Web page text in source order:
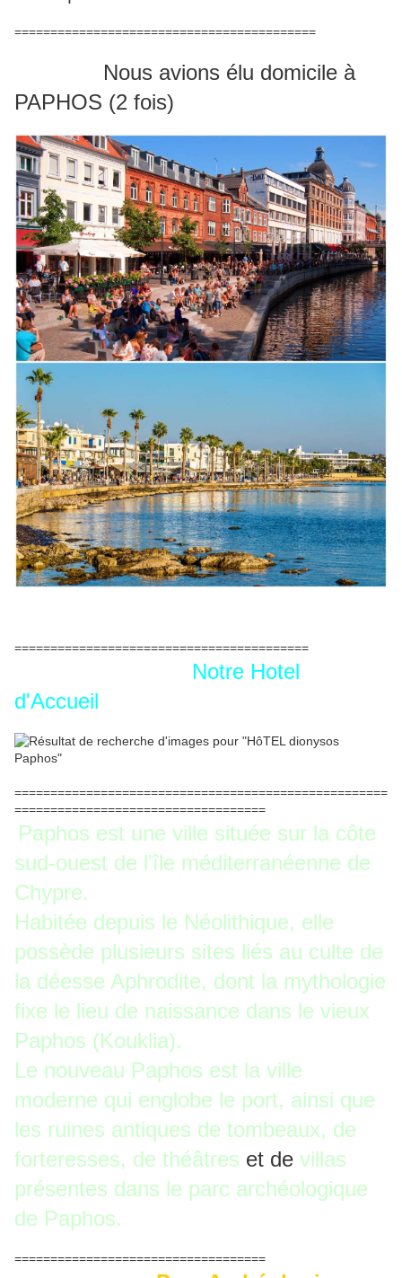
==========================================
Nous avions élu domicile à
PAPHOS (2 fois)
=========================================
Notre Hotel
d'Accueil
====================================================
===================================
Paphos est une ville située sur la côte
sud-ouest de l'île méditerranéenne de
Chypre.
Habitée depuis le Néolithique, elle
possède plusieurs sites liés au culte de
la déesse Aphrodite, dont la mythologie
fixe le lieu de naissance dans le vieux
Paphos (Kouklia).
Le nouveau Paphos est la ville
moderne qui englobe le port, ainsi que
les ruines antiques de tombeaux, de
forteresses, de théâtres et de villas
présentes dans le parc archéologique
de Paphos.
===================================